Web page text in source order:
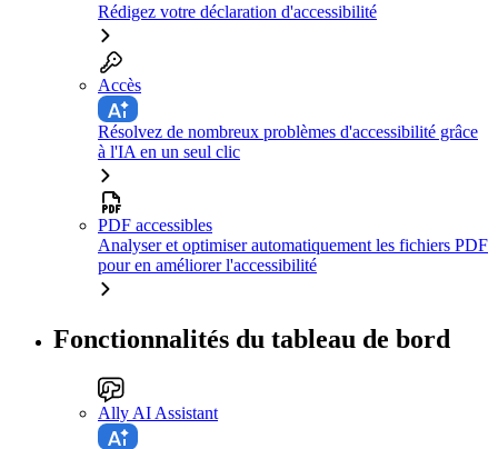
Rédigez votre déclaration d'accessibilité
Accès
Résolvez de nombreux problèmes d'accessibilité grâce
à l'IA en un seul clic
PDF accessibles
Analyser et optimiser automatiquement les fichiers PDF
pour en améliorer l'accessibilité
Fonctionnalités du tableau de bord
Ally AI Assistant